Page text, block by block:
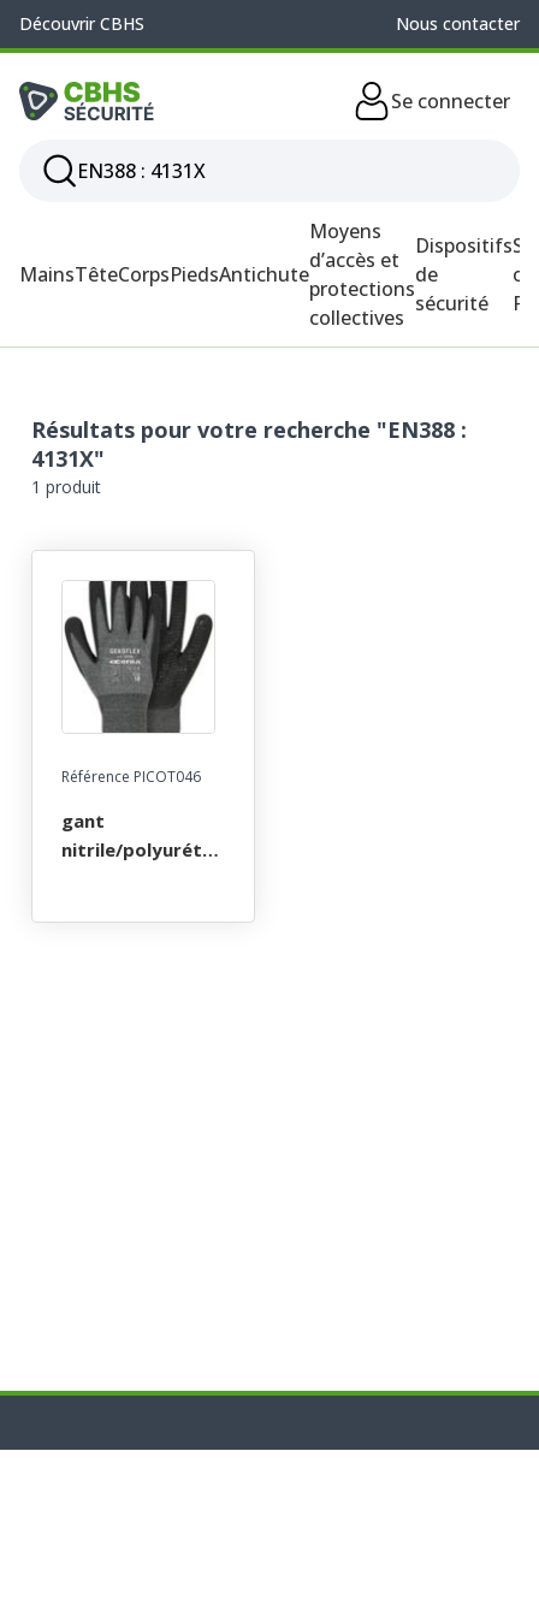
Découvrir CBHS Nous contacter
Se connecter
MainsTêteCorpsPiedsAntichute
Moyens
d’accès et
protections
collectives
Dispositifs
de
sécurité
Résultats pour votre recherche "EN388 :
4131X"
1 produit
Référence PICOT046
gant
nitrile/polyuréthane